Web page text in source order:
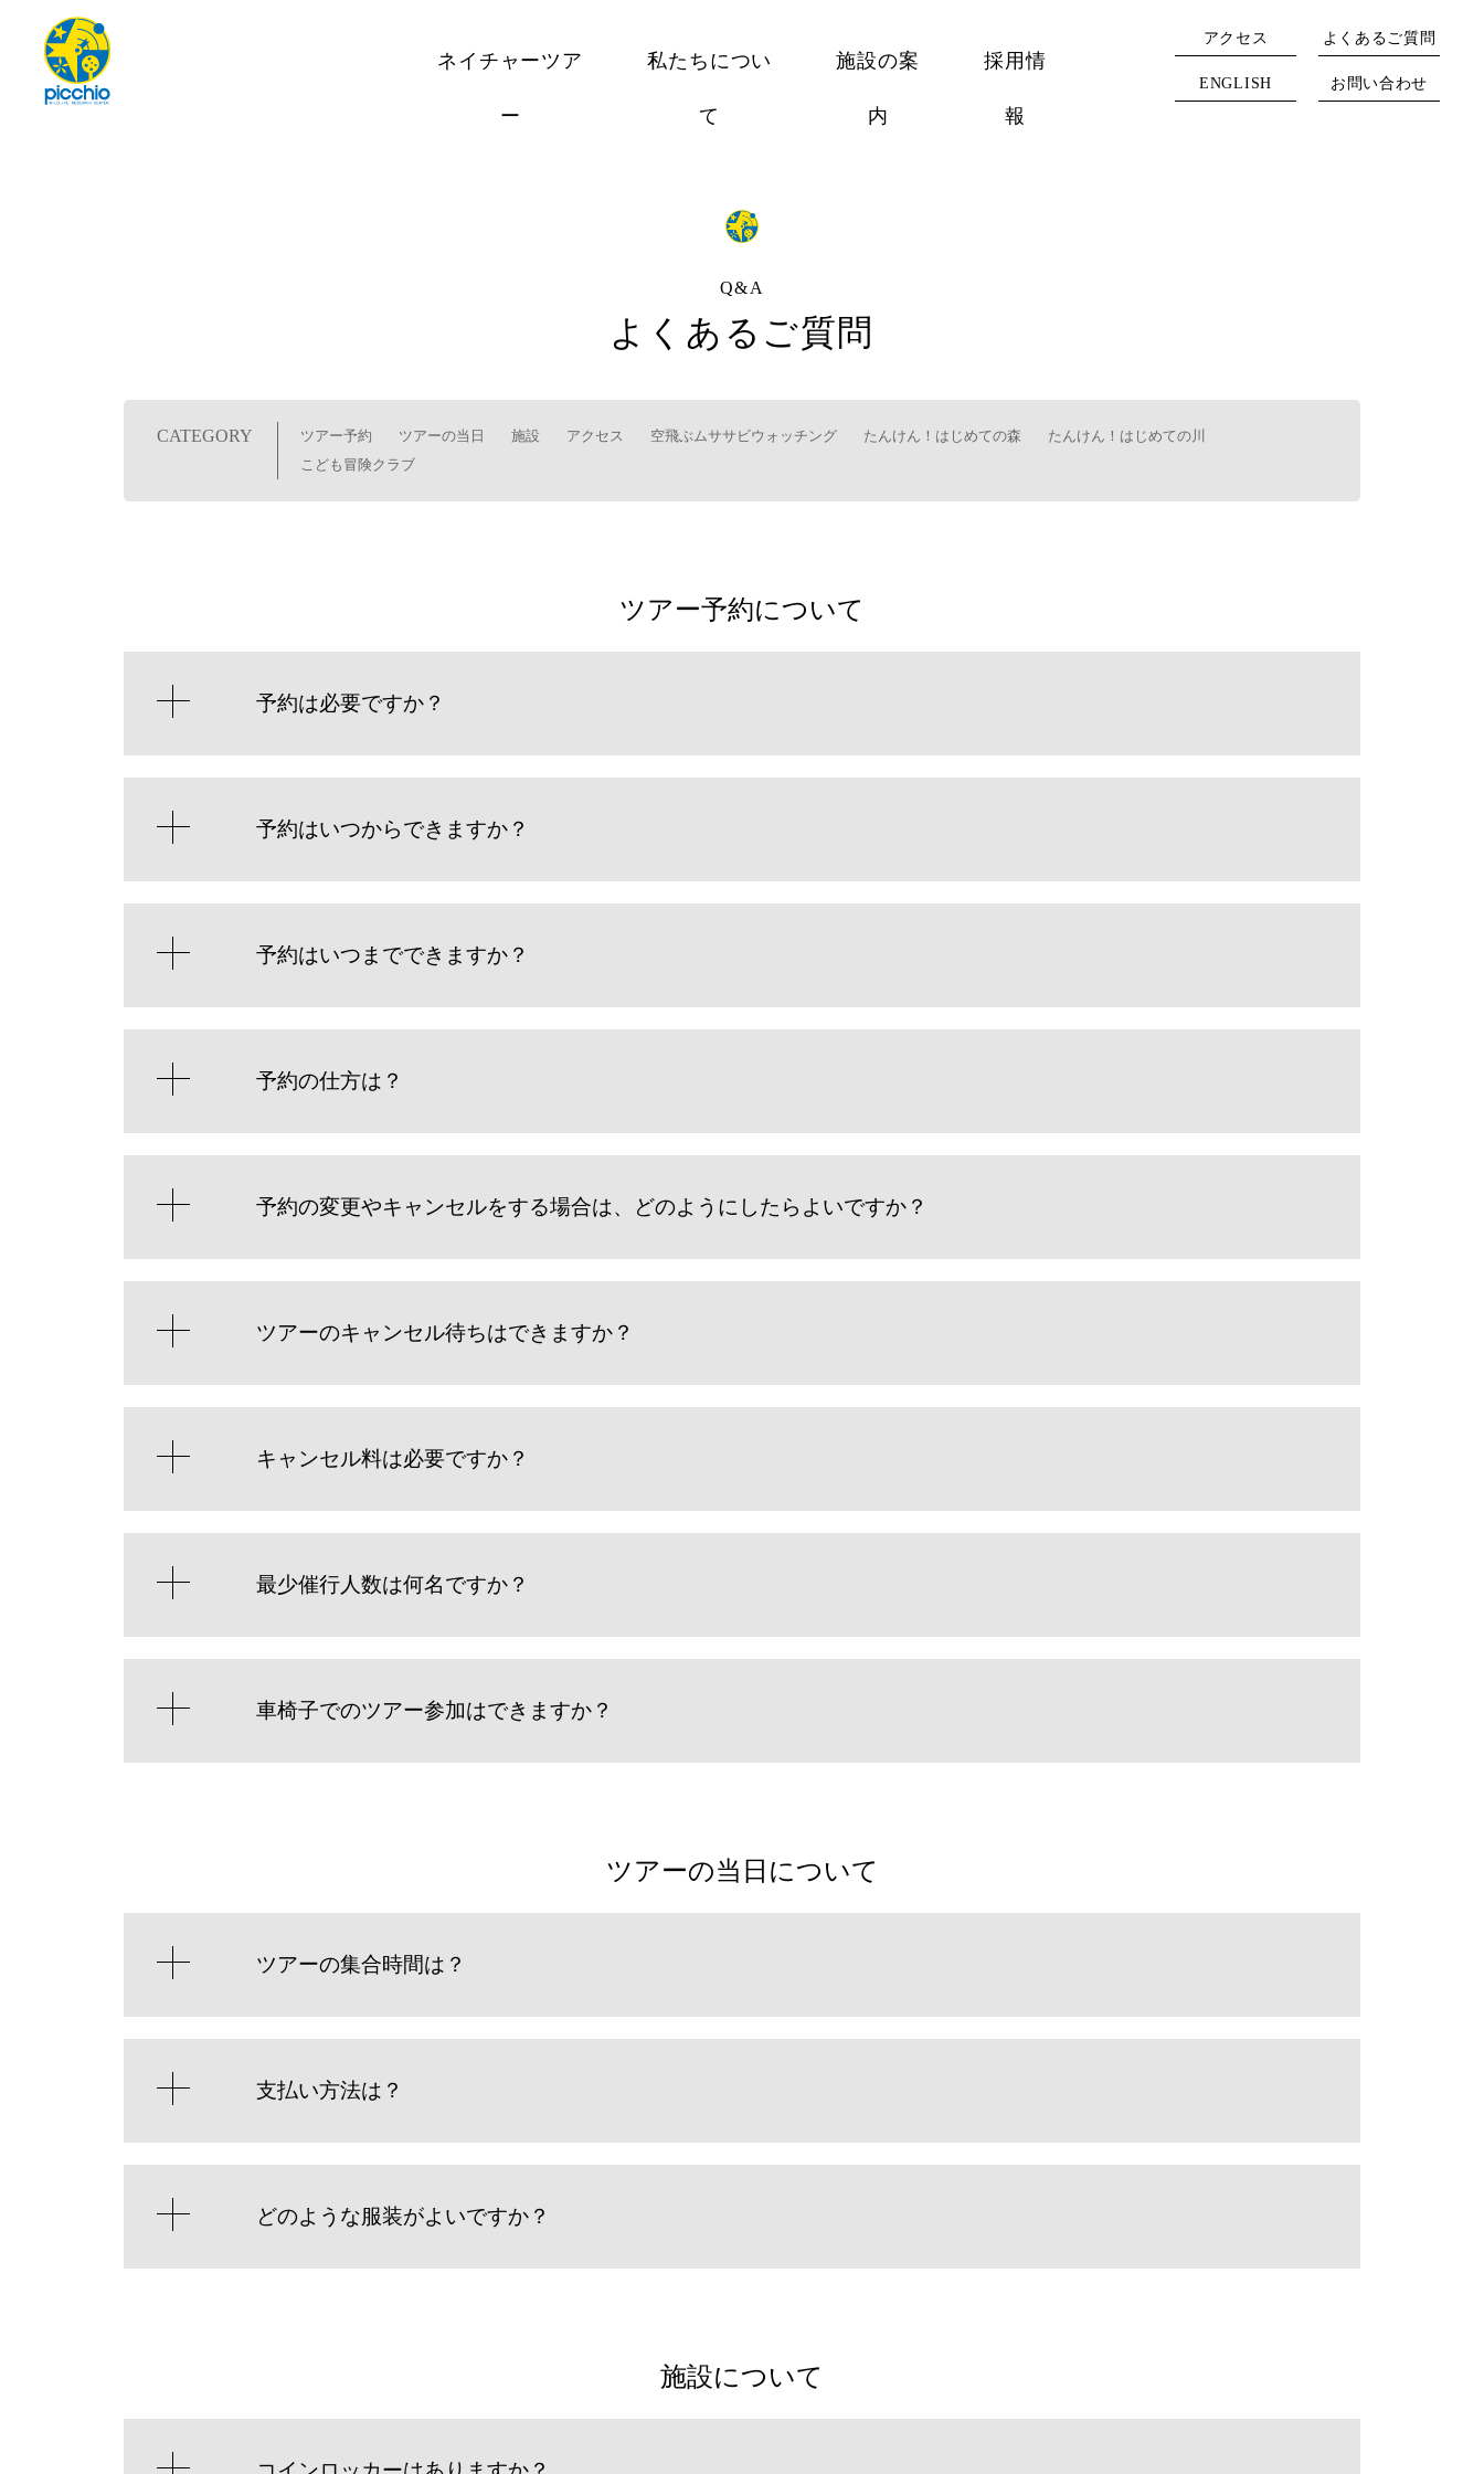
ネイチャーツア
ー
私たちについ
て
施設の案
内
採用情
報
アクセス よくあるご質問
ENGLISH お問い合わせ
Q&A
よくあるご質問
CATEGORY ツアー予約 ツアーの当日 施設 アクセス 空飛ぶムササビウォッチング たんけん！はじめての森
たんけん！はじめての川
こども冒険クラブ
ツアー予約について
予約は必要ですか？
予約はいつからできますか？
予約はいつまでできますか？
予約の仕方は？
予約の変更やキャンセルをする場合は、どのようにしたらよいですか？
ツアーのキャンセル待ちはできますか？
キャンセル料は必要ですか？
最少催行人数は何名ですか？
車椅子でのツアー参加はできますか？
ツアーの当日について
ツアーの集合時間は？
支払い方法は？
どのような服装がよいですか？
施設について